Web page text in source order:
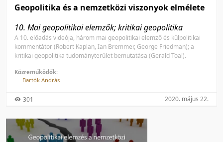
Geopolitika és a nemzetközi viszonyok elmélete
10. Mai geopolitikai elemzők; kritikai geopolitika
A 10. előadás videója, három mai geopolitikai elemző és külpolitikai
kommentátor (Robert Kaplan, Ian Bremmer, George Friedman); a
kritikai geopolitika tudományterület bemutatása (Gerald Toal).
Közreműködők:
Bartók András
301 2020. május 22.